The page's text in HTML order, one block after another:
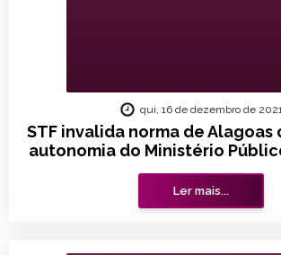
STF invalida norma de Alagoas
autonomia do Ministério
qui, 16 de dezembro de
Ler mais...